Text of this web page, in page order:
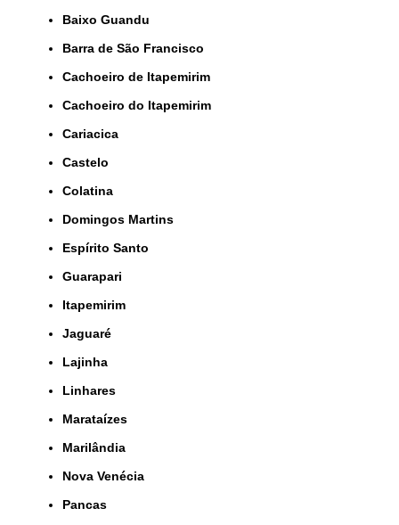
Baixo Guandu
Barra de São Francisco
Cachoeiro de Itapemirim
Cachoeiro do Itapemirim
Cariacica
Castelo
Colatina
Domingos Martins
Espírito Santo
Guarapari
Itapemirim
Jaguaré
Lajinha
Linhares
Marataízes
Marilândia
Nova Venécia
Pancas